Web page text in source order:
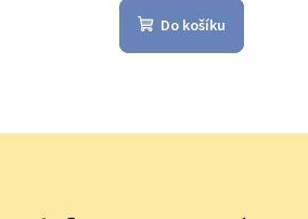
Do košíku